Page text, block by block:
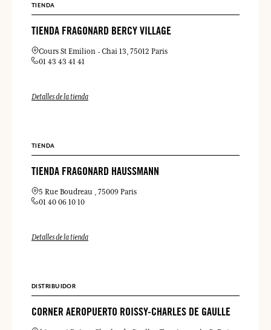
TIENDA
TIENDA FRAGONARD BERCY VILLAGE
Cours St Emilion Chai 13 75012 Paris
01 43 43 41 41
Detalles de la tienda
TIENDA
TIENDA FRAGONARD HAUSSMANN
5 Rue Boudreau
75009 Paris
01 40 06 10 10
Detalles de la tienda
DISTRIBUIDOR
CORNER AEROPUERTO ROISSY-CHARLES DE GAULLE